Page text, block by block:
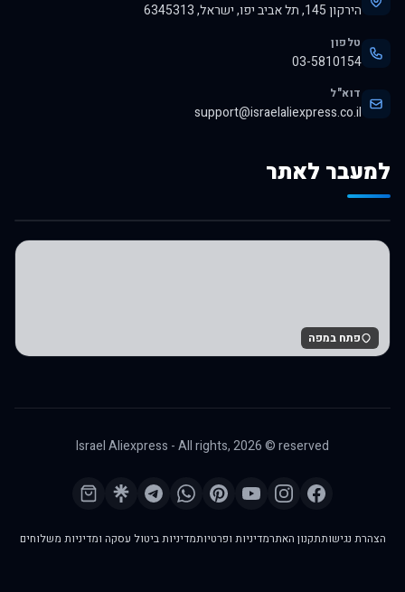
הירקון 145, תל אביב יפו, ישראל, 6345313
טלפון
03-5810154
דוא"ל
support@israelaliexpress.co.il
למעבר לאתר
לרכישה באלי אקספרס
פתח במפה
Israel Aliexpress - All rights,2026© reserved
הצהרת נגישותתקנון האתרמדיניות ופרטיותמדיניות ביטול עסקה ומדיניות משלוחים